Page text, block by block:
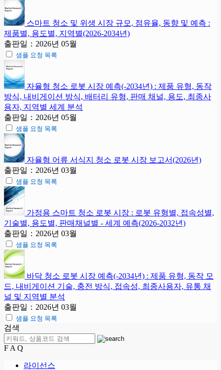
스마트 청소 및 위생 시장 규모, 점유율, 동향 및 예측 :
제품별, 용도별, 지역별(2026-2034년)
출판일：2026년 05월
샘플 요청 목록
자율형 청소 로봇 시장 예측(-2034년) : 제품 유형, 동작
방식, 내비게이션 방식, 배터리 유형, 판매 채널, 용도, 최종사
용자, 지역별 세계 분석
출판일：2026년 05월
샘플 요청 목록
자율형 어류 서식지 청소 로봇 시장 보고서(2026년)
출판일：2026년 03월
샘플 요청 목록
가정용 스마트 청소 로봇 시장 : 로봇 유형별, 접속성별,
기술별, 용도별, 판매채널별 - 세계 예측(2026-2032년)
출판일：2026년 03월
샘플 요청 목록
바닥 청소 로봇 시장 예측(-2034년) : 제품 유형, 동작 모
드, 내비게이션 기술, 충전 방식, 접속성, 최종사용자, 유통 채
널 및 지역별 분석
출판일：2026년 03월
샘플 요청 목록
검색
F A Q
라이선스